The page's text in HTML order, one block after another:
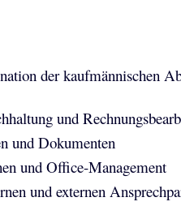
der kaufmännischen
und
und Dokumenten
und Office-Management
und externen